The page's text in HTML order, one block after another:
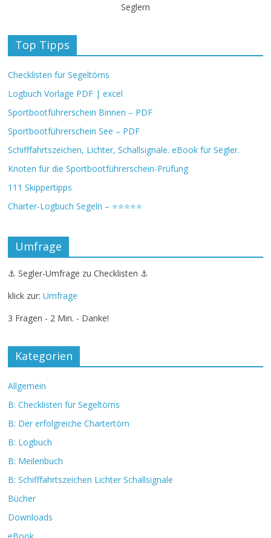
Seglern
Top Tipps
Checklisten für Segeltörns
Logbuch Vorlage PDF | excel
Sportbootführerschein Binnen – PDF
Sportbootführerschein See – PDF
Schifffahrtszeichen, Lichter, Schallsignale. eBook für Segler.
Knoten für die Sportbootführerschein-Prüfung
111 Skippertipps
Charter-Logbuch Segeln – ⭐⭐⭐⭐⭐
Umfrage
⚓ Segler-Umfrage zu Checklisten ⚓
klick zur:Umfrage
3 Fragen - 2 Min. - Danke!
Kategorien
Allgemein
B: Checklisten für Segeltörns
B: Der erfolgreiche Chartertörn
B: Logbuch
B: Meilenbuch
B: Schifffahrtszeichen Lichter Schallsignale
Bücher
Downloads